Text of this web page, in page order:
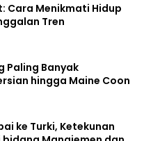
Cara Menikmati Hidup
Tren
Paling Banyak
hingga Maine Coon
ke Turki, Ketekunan